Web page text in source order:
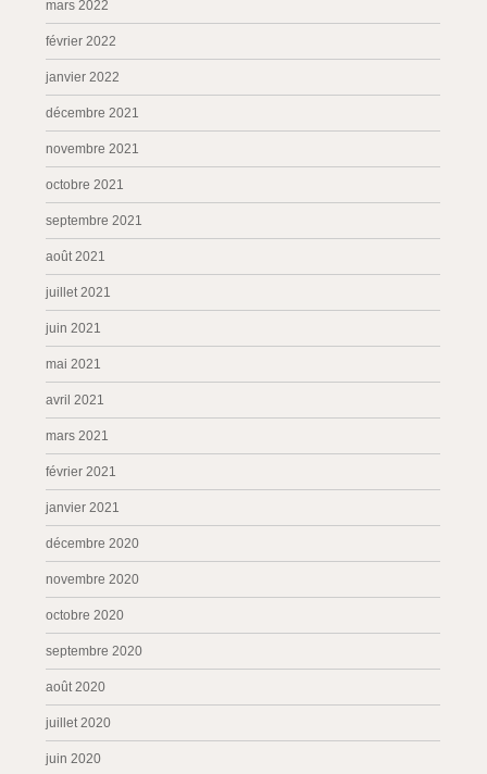
mars 2022
février 2022
janvier 2022
décembre 2021
novembre 2021
octobre 2021
septembre 2021
août 2021
juillet 2021
juin 2021
mai 2021
avril 2021
mars 2021
février 2021
janvier 2021
décembre 2020
novembre 2020
octobre 2020
septembre 2020
août 2020
juillet 2020
juin 2020